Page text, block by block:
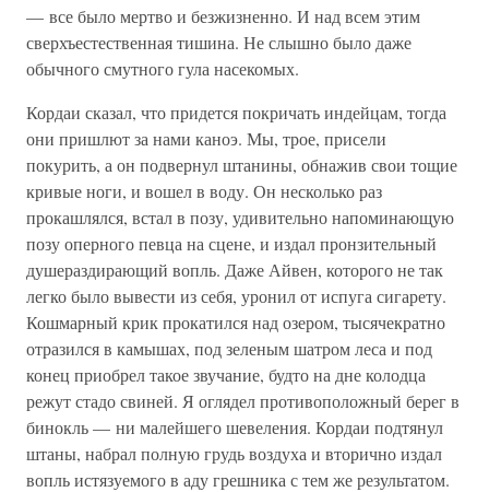
— все было мертво и безжизненно. И над всем этим
сверхъестественная тишина. Не слышно было даже
обычного смутного гула насекомых.
Кордаи сказал, что придется покричать индейцам, тогда
они пришлют за нами каноэ. Мы, трое, присели
покурить, а он подвернул штанины, обнажив свои тощие
кривые ноги, и вошел в воду. Он несколько раз
прокашлялся, встал в позу, удивительно напоминающую
позу оперного певца на сцене, и издал пронзительный
душераздирающий вопль. Даже Айвен, которого не так
легко было вывести из себя, уронил от испуга сигарету.
Кошмарный крик прокатился над озером, тысячекратно
отразился в камышах, под зеленым шатром леса и под
конец приобрел такое звучание, будто на дне колодца
режут стадо свиней. Я оглядел противоположный берег в
бинокль — ни малейшего шевеления. Кордаи подтянул
штаны, набрал полную грудь воздуха и вторично издал
вопль истязуемого в аду грешника с тем же результатом.